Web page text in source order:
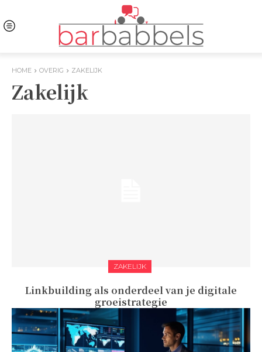
HOME OVERIG ZAKELIJK
Zakelijk
ZAKELIJK
Linkbuilding als onderdeel van je digitale
groeistrategie